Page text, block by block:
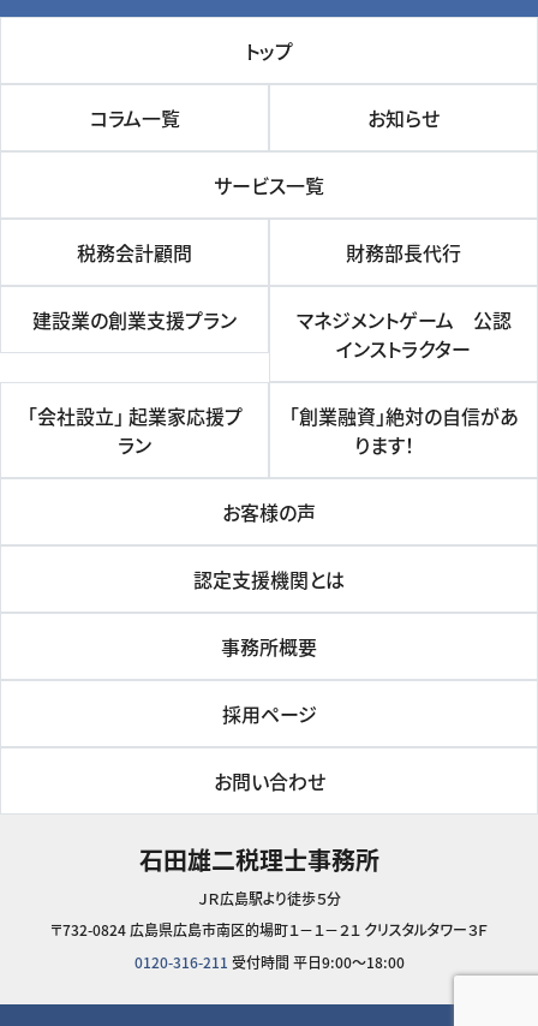
トップ
コラム一覧 お知らせ
サービス一覧
税務会計顧問 財務部長代行
建設業の創業支援プラン
マネジメントゲーム 公認
インストラクター
「会社設立」 起業家応援プ
ラン
「創業融資」絶対の自信があ
ります！
お客様の声
認定支援機関とは
事務所概要
採用ページ
お問い合わせ
石田雄二税理士事務所
ＪＲ広島駅より徒歩５分
〒732-0824 広島県広島市南区的場町１－１－２１ クリスタルタワー３Ｆ
0120-316-211 受付時間 平日9:00～18:00